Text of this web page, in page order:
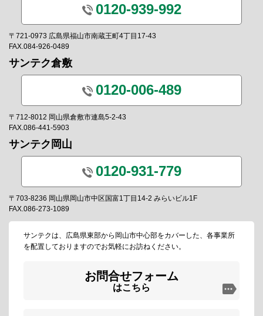
0120-939-992
〒721-0973 広島県福山市南蔵王町4丁目17-43
FAX.084-926-0489
サンテク倉敷
0120-006-489
〒712-8012 岡山県倉敷市連島5-2-43
FAX.086-441-5903
サンテク岡山
0120-931-779
〒703-8236 岡山県岡山市中区国富1丁目14-2 みらいビル1F
FAX.086-273-1089
サンテクは、広島県東部から岡山市中心部をカバーした、各事業所
を配置しておりますのでお気軽にお訪ねください。
お問合せフォーム
はこちら